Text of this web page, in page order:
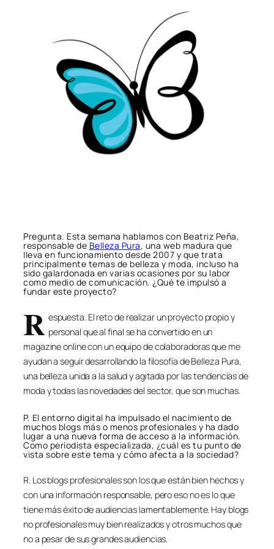
Pregunta. Esta semana hablamos con Beatriz Peña,
responsable de Belleza Pura, una web madura que
lleva en funcionamiento desde 2007 y que trata
principalmente temas de belleza y moda, incluso ha
sido galardonada en varias ocasiones por su labor
como medio de comunicación. ¿Qué te impulsó a
fundar este proyecto?
R espuesta. El reto de realizar un proyecto propio y
personal que al final se ha convertido en un
magazine online con un equipo de colaboradoras que me
ayudan a seguir desarrollando la filosofía de Belleza Pura,
una belleza unida a la salud y agitada por las tendencias de
moda y todas las novedades del sector, que son muchas.
P. El entorno digital ha impulsado el nacimiento de
muchos blogs más o menos profesionales y ha dado
lugar a una nueva forma de acceso a la información.
Como periodista especializada, ¿cuál es tu punto de
vista sobre este tema y cómo afecta a la sociedad?
R. Los blogs profesionales son los que están bien hechos y
con una información responsable, pero eso no es lo que
tiene más éxito de audiencias lamentablemente. Hay blogs
no profesionales muy bien realizados y otros muchos que
no a pesar de sus grandes audiencias.